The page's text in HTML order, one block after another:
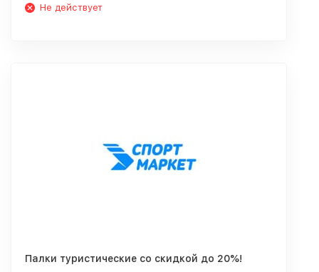
Не действует
Палки туристические со скидкой до 20%!